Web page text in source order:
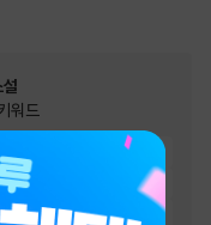
워드
연하공
공
첫사랑
공 #순정공 #집착공